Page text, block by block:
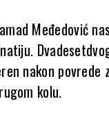
Međedović
nakon povrede
kolu.